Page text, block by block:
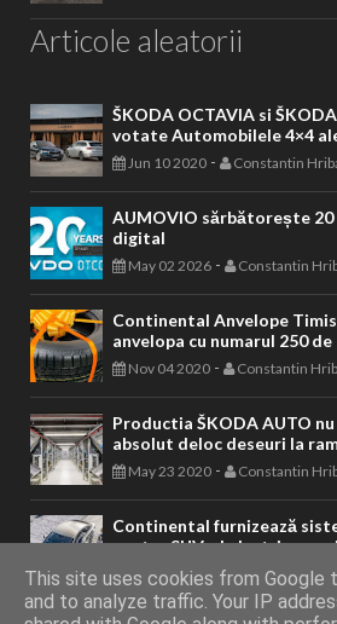
Articole aleatorii
ŠKODA OCTAVIA si
votate Automobilele 4×4
Jun 10 2020 - Constantin
AUMOVIO sărbătorește
digital
May 02 2026 - Constantin
Continental Anvelope
anvelopa cu numarul 250
Nov 04 2020 - Constantin
Productia ŠKODA AUTO
absolut deloc deseuri la
May 23 2020 - Constantin
Continental furnizează
pentru SUV-ul electric
Jul 14 2025- Constantin
This site uses cookies from Google
and to analyze traffic. Your IP